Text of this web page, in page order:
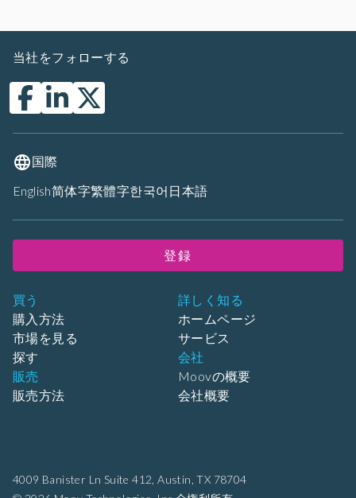
4009 Banister Ln Suite 412, Austin, TX 78704
買う
購入方法
市場を見る
探す
販売
販売方法
詳しく知る
ホームページ
サービス
会社
Moovの概要
会社概要
当社をフォローする
国際
English简体字繁體字한국어 日本語
登録